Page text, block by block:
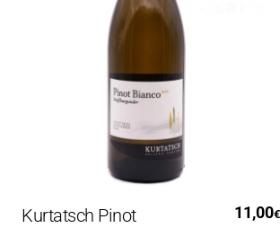
Kurtatsch Pinot
11,00 €